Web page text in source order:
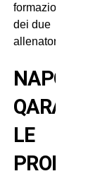
formazione
dei due
allenatori.
NAPOLI-
QARABAG:
LE
PROBABILI